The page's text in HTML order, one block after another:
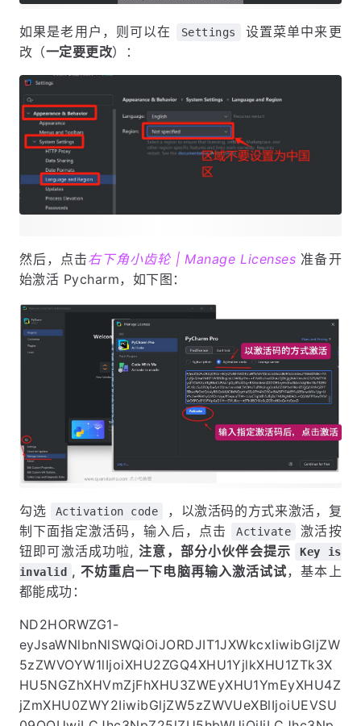
如果是老用户，则可以在 Settings
设置菜单中来更
改（一定要更改）：
然后，点击右下角小齿轮 | Manage Licenses 准备开
始激活 Pycharm，如下图：
勾选 Activation code
，以激活码的方式来激活，复
制下面指定激活码，输入后，点击
Activate
激活按
钮即可激活成功啦,注意，部分小伙伴会提示
Key is
invalid , 不妨重启一下电脑再输入激活试试，基本上
都能成功：
ND2HORWZG1-
eyJsaWNlbnNlSWQiOiJORDJIT1JXWkcxIiwibGljZW
5zZWVOYW1lIjoiXHU2ZGQ4XHU1YjlkXHU1ZTk3X
HU5NGZhXHVmZjFhXHU3ZWEyXHU1YmEyXHU4Z
jZmXHU0ZWY2IiwibGljZW5zZWVUeXBlIjoiUEVSU